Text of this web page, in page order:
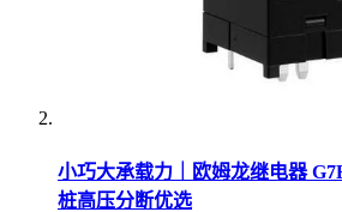
小巧大承载力｜欧姆龙继电器
桩高压分断优选